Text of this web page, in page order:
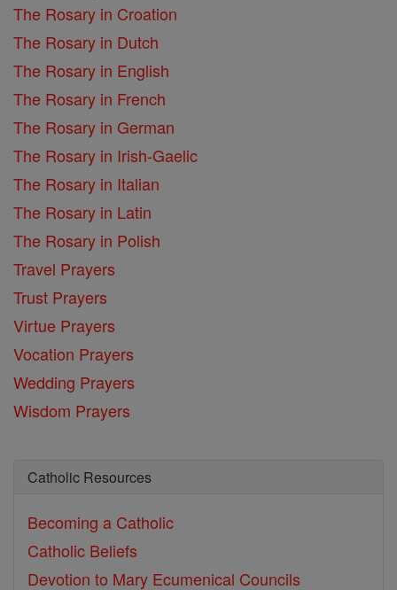
The Rosary in Croation
The Rosary in Dutch
The Rosary in English
The Rosary in French
The Rosary in German
The Rosary in Irish-Gaelic
The Rosary in Italian
The Rosary in Latin
The Rosary in Polish
Travel Prayers
Trust Prayers
Virtue Prayers
Vocation Prayers
Wedding Prayers
Wisdom Prayers
Catholic Resources
Becoming a Catholic
Catholic Beliefs
Devotion to Mary Ecumenical Councils